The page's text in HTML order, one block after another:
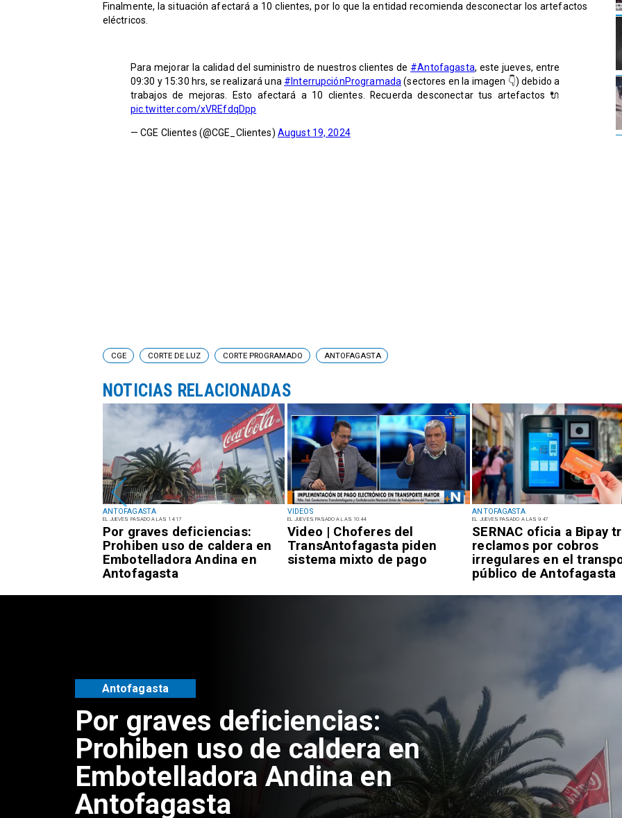
Finalmente, la situación afectará a 10 clientes, por lo que la entidad recomienda desconectar los artefactos
eléctricos.
Para mejorar la calidad del suministro de nuestros clientes de #Antofagasta, este jueves, entre
09:30 y 15:30 hrs, se realizará una #InterrupciónProgramada(sectores en la imagen 👇) debido a
trabajos de mejoras. Esto afectará a 10 clientes. Recuerda desconectar tus artefactos 🔌
pic.twitter.com/xVREfdqDpp
— CGE Clientes (@CGE_Clientes) August 19, 2024
ANTOFAGASTA
EL JUEVES PASADO A LAS 14:17
Por graves deficiencias:
Prohiben uso de caldera en
Embotelladora Andina en
Antofagasta
VIDEOS
EL JUEVES PASADO A LAS 10:44
Video | Choferes del
TransAntofagasta piden
sistema mixto de pago
ANTOFAGASTA
EL JUEVES PASADO A LAS 9:47
SERNAC oficia a Bipay
reclamos por cobros
irregulares en el
público de Antofagasta
CGE CORTE DE LUZ CORTE PROGRAMADO ANTOFAGASTA
NOTICIAS RELACIONADAS
Por graves deficiencias:
Prohiben uso de caldera en
Embotelladora Andina en
Antofagasta
Antofagasta